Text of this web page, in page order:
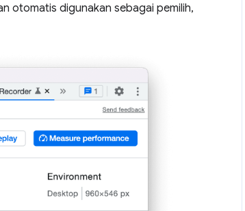
otomatis digunakan sebagai pemilih,